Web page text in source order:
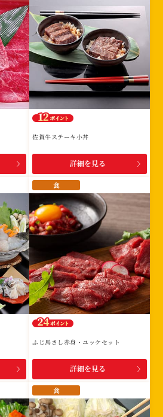
佐賀牛ステーキ小丼
詳細を見る
食
ふじ馬さし赤身・ユッケセット
詳細を見る
食